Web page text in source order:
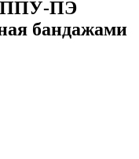
ППУ-ПЭ
бандажами